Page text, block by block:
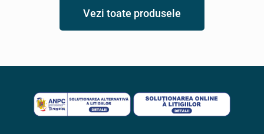
Vezi toate produsele